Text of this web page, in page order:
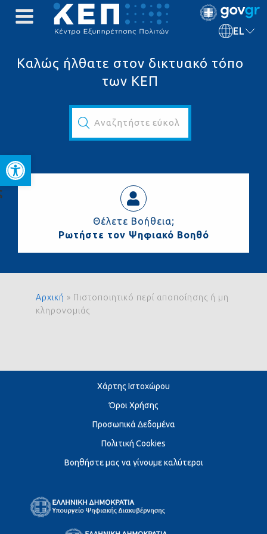
Ανοίξτε τη γραμμή
EL
Καλώς ήλθατε στον δικτυακό τόπο
των ΚΕΠ
Αναζητήστε εύκολα και γρήγορα...
Θέλετε Βοήθεια;
Ρωτήστε τον Ψηφιακό Βοηθό
Αρχική » Πιστοποιητικό περί αποποίησης ή μη
κληρονομιάς
Χάρτης Ιστοχώρου
Όροι Χρήσης
Προσωπικά Δεδομένα
Πολιτική Cookies
Βοηθήστε μας να γίνουμε καλύτεροι